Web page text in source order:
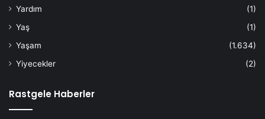
Yardım
(1)
Yaş
(1)
Yaşam
(1.634)
Yiyecekler
(2)
Rastgele Haberler